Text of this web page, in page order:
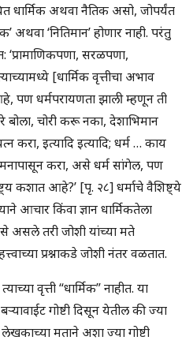
धार्मिक अथवा नैतिक असो, जोपर्यंत
अथवा ‘नितिमान’ होणार नाही. परंतु
‘प्रामाणिकपणा, सरळपणा,
[धार्मिक वृत्तीचा अभाव
धर्मपरायणता झाली म्हणून ती
चोरी करू नका, देशाभिमान
करा, इत्यादि इत्यादि; धर्म … काय
करा, असे धर्म सांगेल, पण
कशात आहे?’ [पृ. २८] धर्माचे वैशिष्ट्ये
आचार किंवा ज्ञान धार्मिकतेला
तरी जोशी यांच्या मते
प्रश्नाकडे जोशी नंतर वळतात.
वृत्ती “धार्मिक” नाहीत. या
गोष्टी दिसून येतील की ज्या
लेखकाच्या मताने अशा ज्या गोष्टी